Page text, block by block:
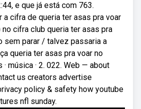
e que já está com 763.
a cifra de queria ter asas pra voar
no cifra club queria ter asas pra
sem parar / talvez passaria a
queria ter asas pra voar no
música · 2. 022. Web — about
us creators advertise
policy & safety how youtube
nfl sunday.